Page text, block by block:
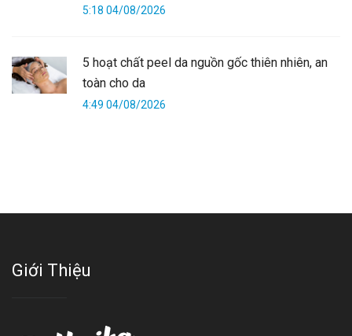
5:18 04/08/2026
5 hoạt chất peel da nguồn gốc thiên nhiên, an
toàn cho da
4:49 04/08/2026
Giới Thiệu